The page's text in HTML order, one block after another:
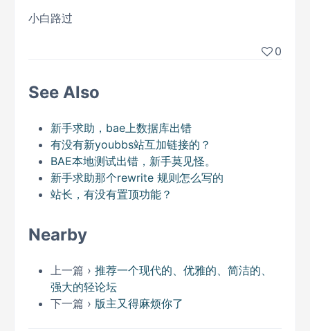
小白路过
0
See Also
新手求助，bae上数据库出错
有没有新youbbs站互加链接的？
BAE本地测试出错，新手莫见怪。
新手求助那个rewrite 规则怎么写的
站长，有没有置顶功能？
Nearby
上一篇 › 推荐一个现代的、优雅的、简洁的、
强大的轻论坛
下一篇 › 版主又得麻烦你了